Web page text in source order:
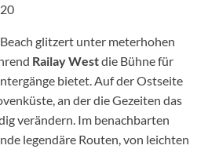
glitzert unter meterhohen
Railay Westdie Bühne für
bietet. Auf der Ostseite
an der die Gezeiten das
verändern. Im benachbarten
legendäre Routen, von leichten